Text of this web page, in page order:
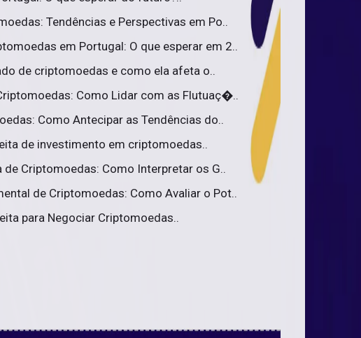
Tendências e Perspectivas em Po..
em Portugal: O que esperar em 2..
de criptomoedas e como ela afeta o..
Como Lidar com as Flutuaç�..
Como Antecipar as Tendências do..
de investimento em criptomoedas..
de Criptomoedas: Como Interpretar os G..
de Criptomoedas: Como Avaliar o Pot..
para Negociar Criptomoedas..